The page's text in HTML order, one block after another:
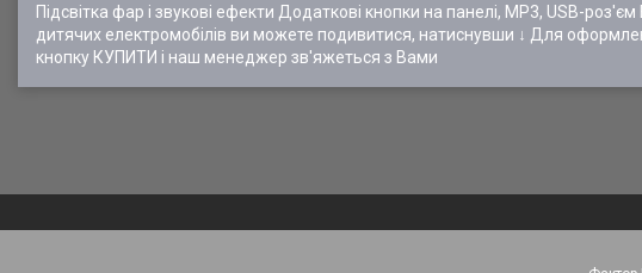
Підсвітка фар і звукові ефекти Додаткові кнопки на панелі, MP3, USB-
дитячих електромобілів ви можете подивитися, натиснувши ↓ Для
кнопку КУПИТИ і наш менеджер зв'яжеться з Вами